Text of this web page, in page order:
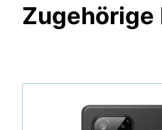
Zugehörige